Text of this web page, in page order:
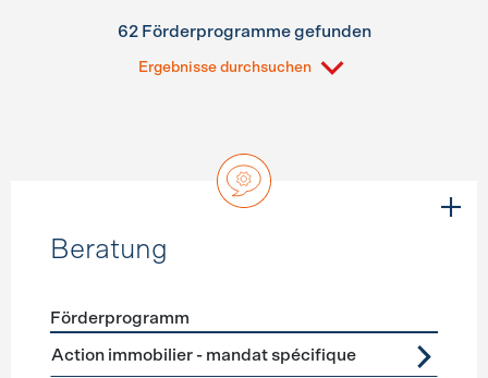
62 Förderprogramme gefunden
Ergebnisse durchsuchen
Beratung
Förderprogramme Beratung
Förderprogramm
Action immobilier - mandat spécifique